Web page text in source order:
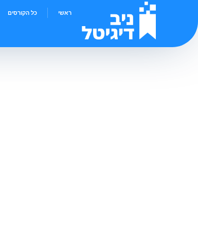
ראשי כל הקורסים